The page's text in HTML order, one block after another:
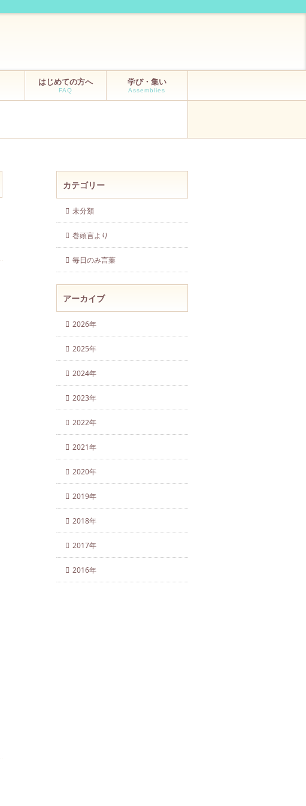
はじめての方へ
FAQ
学び・集い
Assemblies
カテゴリー
未分類
巻頭言より
毎日のみ言葉
アーカイブ
2026年
2025年
2024年
2023年
2022年
2021年
2020年
2019年
2018年
2017年
2016年